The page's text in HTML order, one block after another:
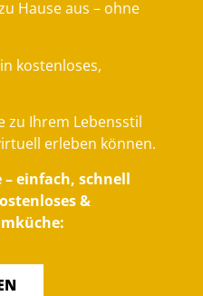
Hause aus – ohne
kostenloses,
zu Ihrem Lebensstil
erleben können.
– einfach, schnell
&